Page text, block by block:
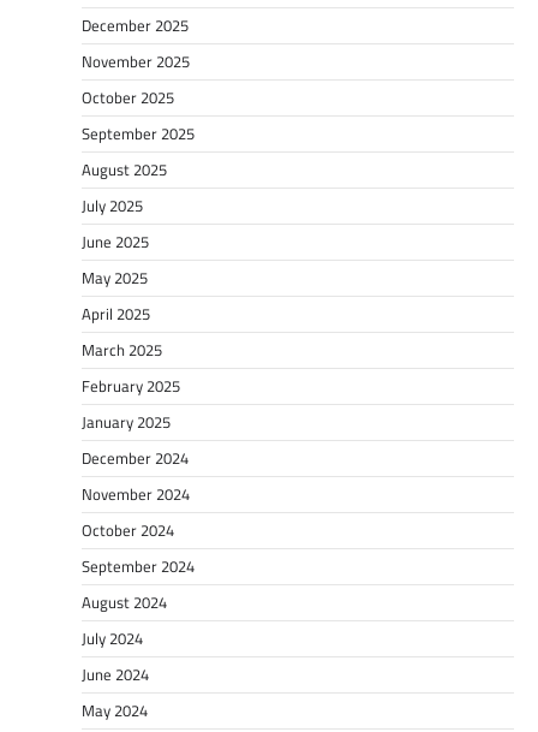
December 2025
November 2025
October 2025
September 2025
August 2025
July 2025
June 2025
May 2025
April 2025
March 2025
February 2025
January 2025
December 2024
November 2024
October 2024
September 2024
August 2024
July 2024
June 2024
May 2024